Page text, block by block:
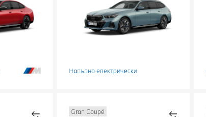
Напълно електрически
Gran Coupé